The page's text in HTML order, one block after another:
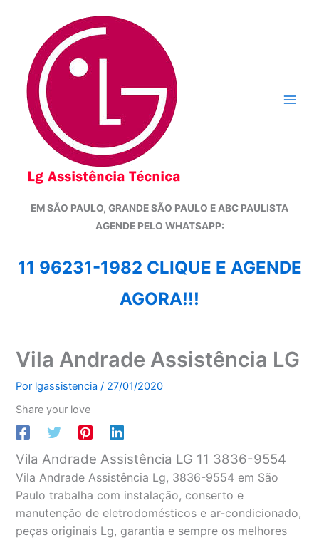
conteúdo
EM SÃO PAULO, GRANDE SÃO PAULO E ABC PAULISTA
AGENDE PELO WHATSAPP:
11 96231-1982 CLIQUE E AGENDE
AGORA!!!
Vila Andrade Assistência LG
Por lgassistencia/ 27/01/2020
Share your love
Vila Andrade Assistência LG 11 3836-9554
Vila Andrade Assistência Lg, 3836-9554 em São
Paulo trabalha com instalação, conserto e
manutenção de eletrodomésticos e ar-condicionado,
peças originais Lg, garantia e sempre os melhores